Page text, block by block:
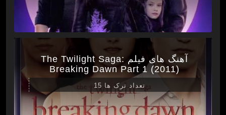
آهنگ های فیلم The Twilight Saga:
Breaking Dawn Part 1 (2011)
تعداد ترک ها 15